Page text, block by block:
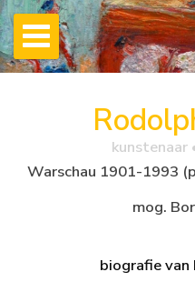
kunstenaar
Warschau 1901-1993
mog.
biografie